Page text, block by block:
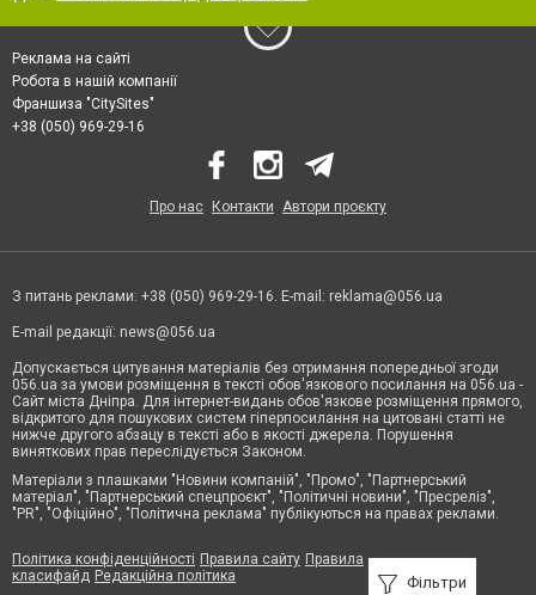
Фільтри
Реклама на сайті
Робота в нашій компанії
Франшиза "CitySites"
+38 (050) 969-29-16
Про нас Контакти Автори проєкту
З питань реклами: +38 (050) 969-29-16. E-mail: reklama@056.ua
E-mail редакції: news@056.ua
Допускається цитування матеріалів без отримання попередньої згоди
056.ua за умови розміщення в тексті обов'язкового посилання на 056.ua -
Сайт міста Дніпра. Для інтернет-видань обов'язкове розміщення прямого,
відкритого для пошукових систем гіперпосилання на цитовані статті не
нижче другого абзацу в тексті або в якості джерела. Порушення
виняткових прав переслідується Законом.
Матеріали з плашками "Новини компаній", "Промо", "Партнерський
матеріал", "Партнерський спецпроєкт", "Політичні новини", "Пресреліз",
"PR", "Офіційно", "Політична реклама" публікуються на правах реклами.
Політика конфіденційності Правила сайту Правила
класифайд Редакційна політика